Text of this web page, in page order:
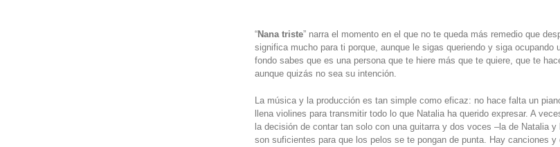
“Nana triste” narra el momento en el que no te queda más remedio que
significa mucho para ti porque, aunque le sigas queriendo y siga ocupando
fondo sabes que es una persona que te hiere más que te quiere, que te
aunque quizás no sea su intención.
La música y la producción es tan simple como eficaz: no hace falta un
llena violines para transmitir todo lo que Natalia ha querido expresar. A
la decisión de contar tan solo con una guitarra y dos voces –la de Natalia
son suficientes para que los pelos se te pongan de punta. Hay canciones